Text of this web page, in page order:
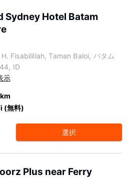
Sydney Hotel Batam
Fisabilillah, Taman Baloi, バタム
ID
示
(無料)
選択
Plus near Ferry